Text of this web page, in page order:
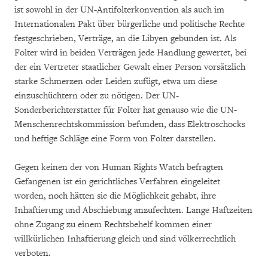
ist sowohl in der UN-Antifolterkonvention als auch im
Internationalen Pakt über bürgerliche und politische Rechte
festgeschrieben, Verträge, an die Libyen gebunden ist. Als
Folter wird in beiden Verträgen jede Handlung gewertet, bei
der ein Vertreter staatlicher Gewalt einer Person vorsätzlich
starke Schmerzen oder Leiden zufügt, etwa um diese
einzuschüchtern oder zu nötigen. Der UN-
Sonderberichterstatter für Folter hat genauso wie die UN-
Menschenrechtskommission befunden, dass Elektroschocks
und heftige Schläge eine Form von Folter darstellen.
Gegen keinen der von Human Rights Watch befragten
Gefangenen ist ein gerichtliches Verfahren eingeleitet
worden, noch hätten sie die Möglichkeit gehabt, ihre
Inhaftierung und Abschiebung anzufechten. Lange Haftzeiten
ohne Zugang zu einem Rechtsbehelf kommen einer
willkürlichen Inhaftierung gleich und sind völkerrechtlich
verboten.